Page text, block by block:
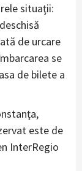
situaţii:
de urcare
se
de bilete a
este de
InterRegio